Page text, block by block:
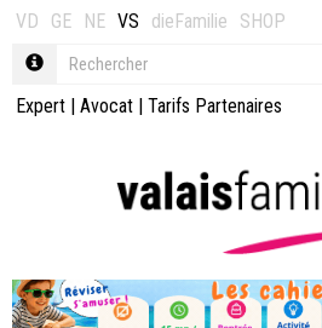
VD GE NE VS dieFamilie SHOP
Expert | Avocat | Tarifs Partenaires